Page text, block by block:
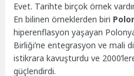
Evet. Tarihte birçok örnek
En bilinen örneklerden biri
hiperenflasyon yaşayan
Birliği’ne entegrasyon ve mali
istikrara kavuşturdu ve
güçlendirdi.